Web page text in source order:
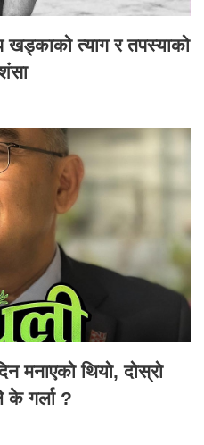
खड्काको त्याग र तपस्याको
मनाएको थियो, दोस्रो
के गर्ला ?